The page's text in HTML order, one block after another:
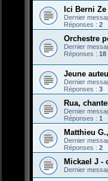
Ici Berni
Dernier
Réponses : 2
Orchestre
Dernier
Réponses : 18
Jeune
Dernier
Réponses : 3
Rua,
Dernier
Réponses : 1
Matthieu
Dernier
Réponses : 2
Mickael J -
Dernier